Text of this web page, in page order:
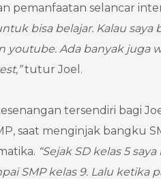
pemanfaatan selancar
bisa belajar. Kalau saya
Ada banyak juga
tutur Joel.
tersendiri bagi
saat menginjak bangku
“Sejak SD kelas 5
SMP kelas 9. Lalu ketika